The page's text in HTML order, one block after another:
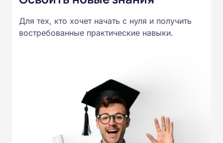
Для тех, кто хочет начать с нуля и получить
востребованные практические навыки.